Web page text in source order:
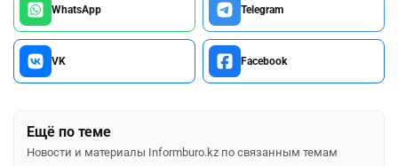
WhatsApp Telegram
VK Facebook
Ещё по теме
Новости и материалы Informburo.kz по связанным темам